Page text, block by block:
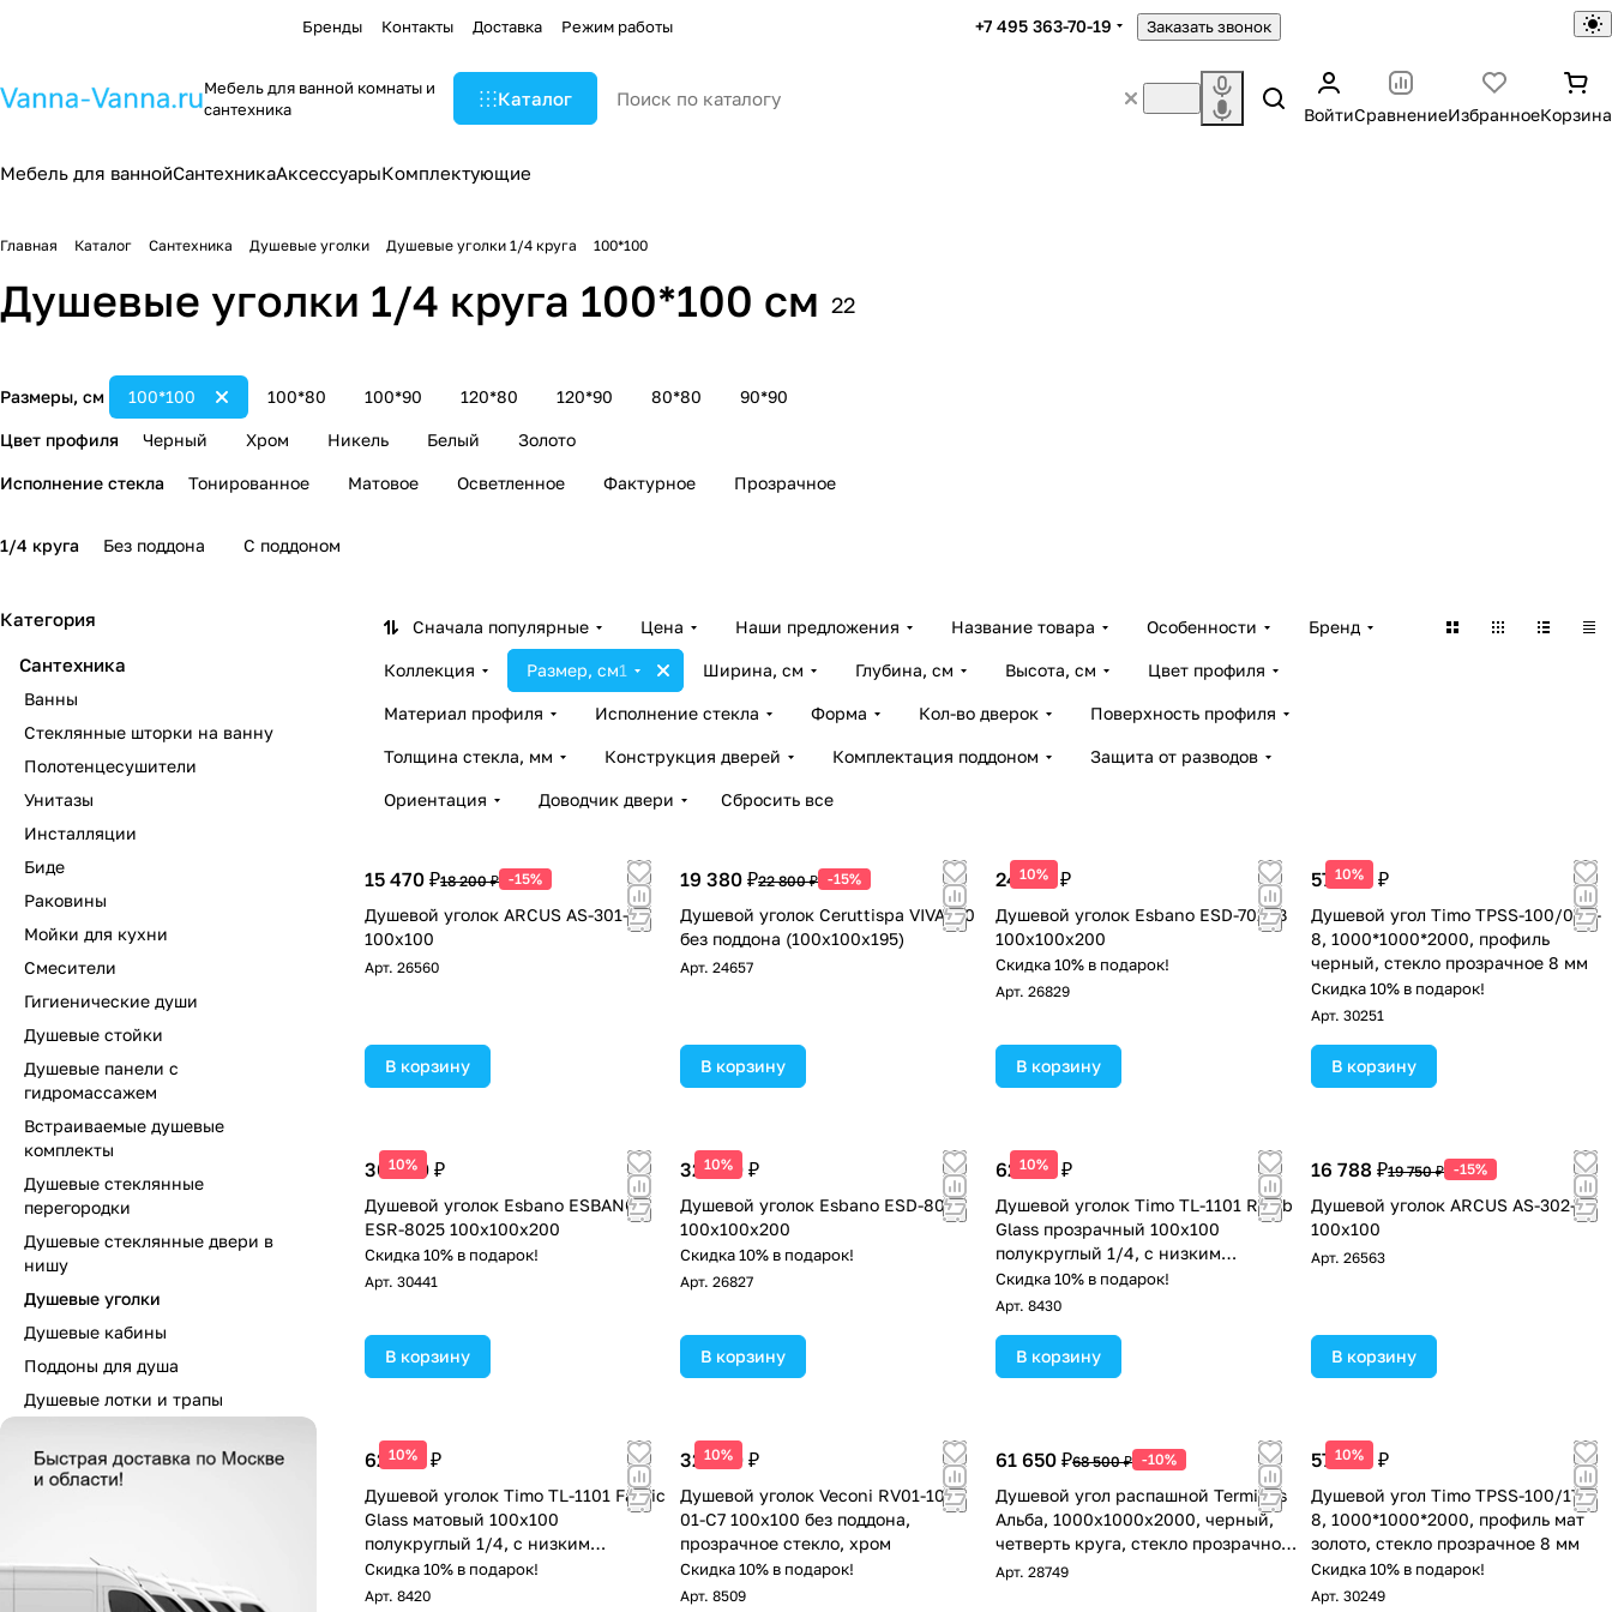
Бренды Контакты Доставка Режим работы +7 495 363-70-19 Заказать звонок
Мебель для ванной комнаты и
сантехника
Каталог
ВойтиСравнениеИзбранноеКорзина
Мебель для ваннойСантехникаАксессуарыКомплектующие
Главная Каталог Сантехника Душевые уголки Душевые уголки 1/4 круга 100*100
Душевые уголки 1/4 круга 100*100 см 22
Размеры, см 100*100 100*80 100*90 120*80 120*90 80*80 90*90
Цвет профиля Черный Хром Никель Белый Золото
Исполнение стекла Тонированное Матовое Осветленное Фактурное Прозрачное
1/4 круга Без поддона С поддоном
Сначала популярные Цена Наши предложения Название товара Особенности Бренд
Коллекция Размер, см1 Ширина, см Глубина, см Высота, см Цвет профиля
Материал профиля Исполнение стекла Форма Кол-во дверок Поверхность профиля
Толщина стекла, мм Конструкция дверей Комплектация поддоном Защита от разводов
Ориентация Доводчик двери Сбросить все
15 470 ₽18 200 ₽ -15%
Душевой уголок ARCUS AS-301-10
100х100
Арт. 26560
В корзину
19 380 ₽22 800 ₽ -15%
Душевой уголок Ceruttispa VIVA100
без поддона (100x100x195)
Арт. 24657
В корзину
10%
24 225 ₽
Душевой уголок Esbano ESD-7025B
100x100x200
Скидка 10% в подарок!
Арт. 26829
В корзину
10%
57 400 ₽
Душевой угол Timo TPSS-100/03C-
8, 1000*1000*2000, профиль
черный, стекло прозрачное 8 мм
Скидка 10% в подарок!
Арт. 30251
В корзину
10%
30 600 ₽
Душевой уголок Esbano ESBANO
ESR-8025 100х100х200
Скидка 10% в подарок!
Арт. 30441
В корзину
10%
32 400 ₽
Душевой уголок Esbano ESD-8025
100x100x200
Скидка 10% в подарок!
Арт. 26827
В корзину
10%
62 265 ₽
Душевой уголок Timo TL-1101 Romb
Glass прозрачный 100х100
полукруглый 1/4, с низким
поддоном, хром
Скидка 10% в подарок!
Арт. 8430
В корзину
16 788 ₽19 750 ₽ -15%
Душевой уголок ARCUS AS-302-10
100х100
Арт. 26563
В корзину
10%
62 265 ₽
Душевой уголок Timo TL-1101 Fabric
Glass матовый 100х100
полукруглый 1/4, с низким
поддоном, хром
Скидка 10% в подарок!
Арт. 8420
10%
32 440 ₽
Душевой уголок Veconi RV01-100-
01-C7 100х100 без поддона,
прозрачное стекло, хром
Скидка 10% в подарок!
Арт. 8509
61 650 ₽68 500 ₽ -10%
Душевой угол распашной Terminus
Альба, 1000х1000х2000, черный,
четверть круга, стекло прозрачное
осветленное
Арт. 28749
10%
57 400 ₽
Душевой угол Timo TPSS-100/17C-
8, 1000*1000*2000, профиль мат
золото, стекло прозрачное 8 мм
Скидка 10% в подарок!
Арт. 30249
Категория
Сантехника
Ванны
Стеклянные шторки на ванну
Полотенцесушители
Унитазы
Инсталляции
Биде
Раковины
Мойки для кухни
Смесители
Гигиенические души
Душевые стойки
Душевые панели с
гидромассажем
Встраиваемые душевые
комплекты
Душевые стеклянные
перегородки
Душевые стеклянные двери в
нишу
Душевые уголки
Душевые кабины
Поддоны для душа
Душевые лотки и трапы